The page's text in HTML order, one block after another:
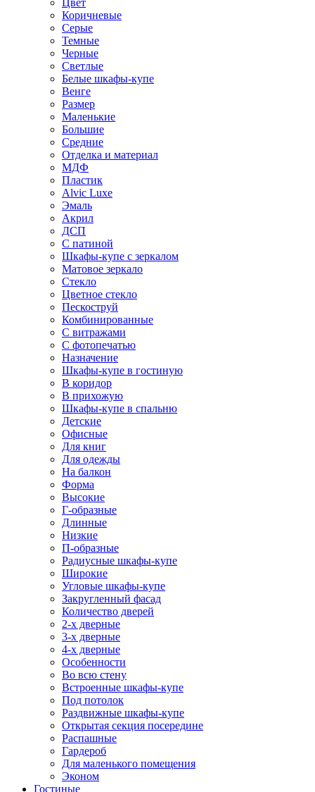
Цвет
Коричневые
Серые
Темные
Черные
Светлые
Белые шкафы-купе
Венге
Размер
Маленькие
Большие
Средние
Отделка и материал
МДФ
Пластик
Alvic Luxe
Эмаль
Акрил
ДСП
С патиной
Шкафы-купе с зеркалом
Матовое зеркало
Стекло
Цветное стекло
Пескоструй
Комбинированные
С витражами
С фотопечатью
Назначение
Шкафы-купе в гостиную
В коридор
В прихожую
Шкафы-купе в спальню
Детские
Офисные
Для книг
Для одежды
На балкон
Форма
Высокие
Г-образные
Длинные
Низкие
П-образные
Радиусные шкафы-купе
Широкие
Угловые шкафы-купе
Закругленный фасад
Количество дверей
2-х дверные
3-х дверные
4-х дверные
Особенности
Во всю стену
Встроенные шкафы-купе
Под потолок
Раздвижные шкафы-купе
Открытая секция посередине
Распашные
Гардероб
Для маленького помещения
Эконом
Гостиные